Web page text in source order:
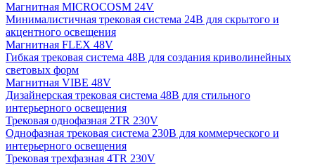
Магнитная MICROCOSM 24V
Минималистичная трековая система 24В для скрытого и
акцентного освещения
Магнитная FLEX 48V
Гибкая трековая система 48В для создания криволинейных
световых форм
Магнитная VIBE 48V
Дизайнерская трековая система 48В для стильного
интерьерного освещения
Трековая однофазная 2TR 230V
Однофазная трековая система 230В для коммерческого и
интерьерного освещения
Трековая трехфазная 4TR 230V